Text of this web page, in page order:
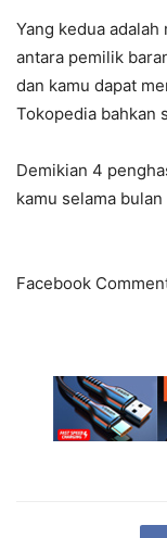
Yang kedua
antara pemilik
dan kamu dapat
Tokopedia bahkan
Demikian 4
kamu selama
Facebook